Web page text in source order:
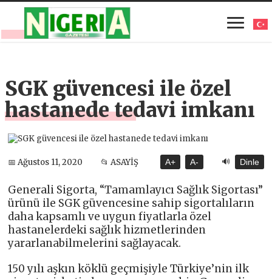
SGK güvencesi ile özel
hastanede tedavi imkanı
📅 Ağustos 11, 2020 📂 ASAYİŞ A+ A- 🔊 Dinle
Generali Sigorta, “Tamamlayıcı Sağlık Sigortası”
ürünü ile SGK güvencesine sahip sigortalıların
daha kapsamlı ve uygun fiyatlarla özel
hastanelerdeki sağlık hizmetlerinden
yararlanabilmelerini sağlayacak.
150 yılı aşkın köklü geçmişiyle Türkiye’nin ilk